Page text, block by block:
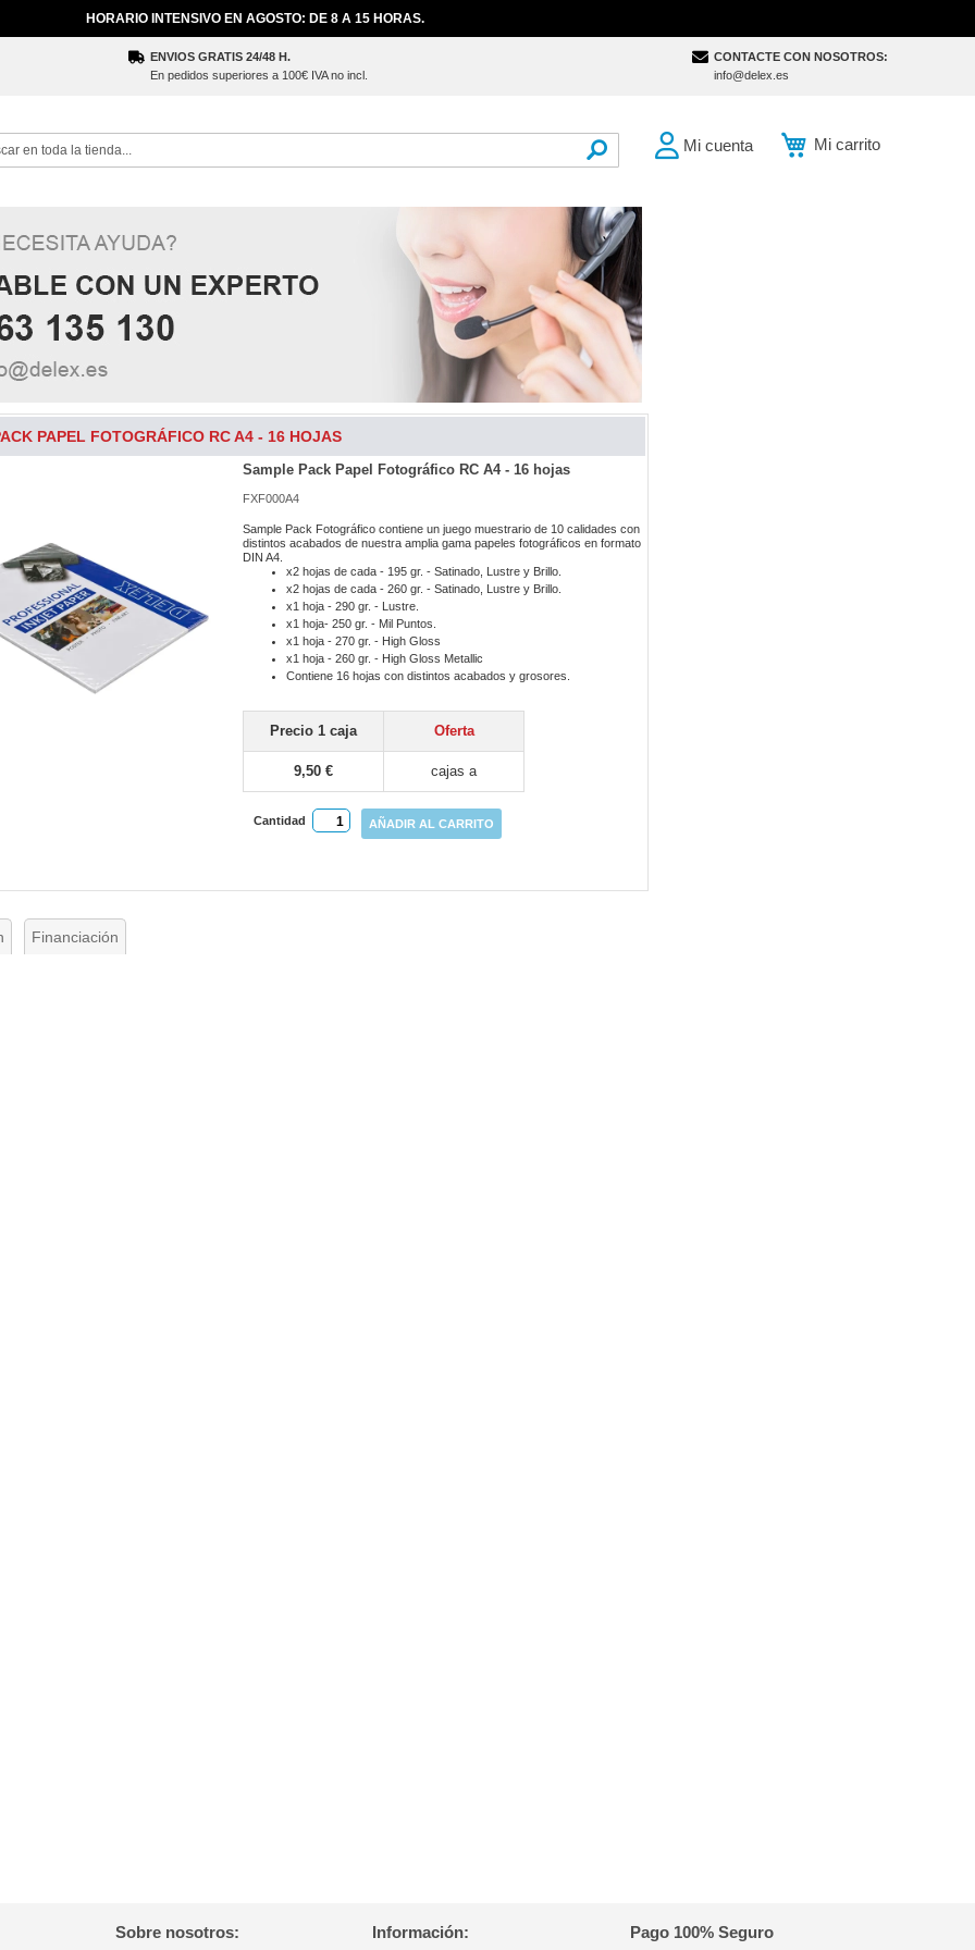
HORARIO INTENSIVO EN AGOSTO: DE 8 A 15 HORAS.
ENVIOS GRATIS 24/48 H.
En pedidos superiores a 100€ IVA no incl.
CONTACTE CON NOSOTROS:
info@delex.es
Mi carrito
Mi cuenta
PAPEL FOTOGRÁFICO RC A4 - 16 HOJAS
Sample Pack Papel Fotográfico RC A4 - 16 hojas
FXF000A4
Sample Pack Fotográfico contiene un juego muestrario de 10 calidades con
distintos acabados de nuestra amplia gama papeles fotográficos en formato
DIN A4.
x2 hojas de cada - 195 gr. - Satinado, Lustre y Brillo.
x2 hojas de cada - 260 gr. - Satinado, Lustre y Brillo.
x1 hoja - 290 gr. - Lustre.
x1 hoja- 250 gr. - Mil Puntos.
x1 hoja - 270 gr. - High Gloss
x1 hoja - 260 gr. - High Gloss Metallic
Contiene 16 hojas con distintos acabados y grosores.
Precio 1 caja Oferta
9,50 € cajas a
Cantidad AÑADIR AL CARRITO
Financiación
Sobre nosotros: Información: Pago 100% Seguro